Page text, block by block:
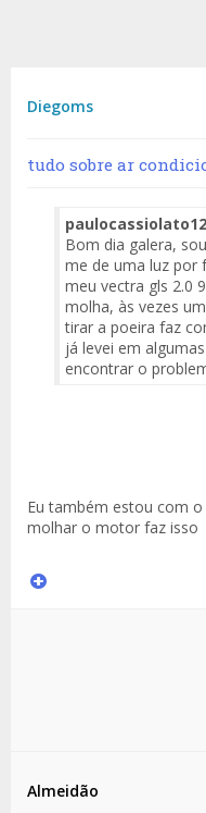
Diegoms
tudo sobre ar
Bom dia galera,
me de uma luz por
meu vectra gls 2.0
molha, às vezes
tirar a poeira faz
já levei em
encontrar o
Eu também estou com
molhar o motor faz isso
Almeidão